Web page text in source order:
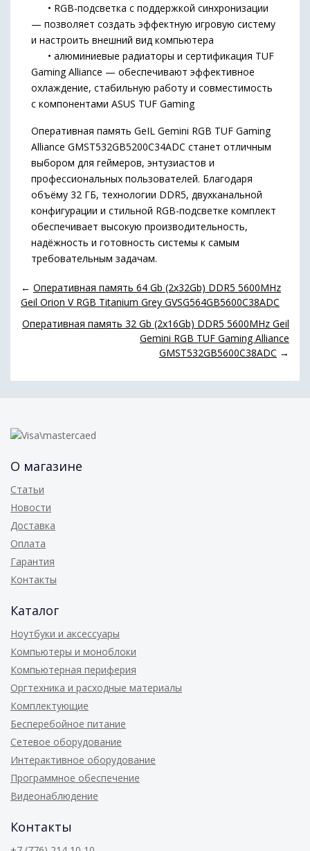
• RGB-подсветка с поддержкой синхронизации
— позволяет создать эффектную игровую систему
и настроить внешний вид компьютера
• алюминиевые радиаторы и сертификация TUF
Gaming Alliance — обеспечивают эффективное
охлаждение, стабильную работу и совместимость
с компонентами ASUS TUF Gaming
Оперативная память GeIL Gemini RGB TUF Gaming
Alliance GMST532GB5200C34ADC станет отличным
выбором для геймеров, энтузиастов и
профессиональных пользователей. Благодаря
объёму 32 ГБ, технологии DDR5, двухканальной
конфигурации и стильной RGB-подсветке комплект
обеспечивает высокую производительность,
надёжность и готовность системы к самым
требовательным задачам.
← Оперативная память 64 Gb (2x32Gb) DDR5 5600MHz
Geil Orion V RGB Titanium Grey GVSG564GB5600C38ADC
Оперативная память 32 Gb (2x16Gb) DDR5 5600MHz Geil
Gemini RGB TUF Gaming Alliance
GMST532GB5600C38ADC →
О магазине
Статьи
Новости
Доставка
Оплата
Гарантия
Контакты
Каталог
Ноутбуки и аксессуары
Компьютеры и моноблоки
Компьютерная периферия
Оргтехника и расходные материалы
Комплектующие
Бесперебойное питание
Сетевое оборудование
Интерактивное оборудование
Программное обеспечение
Видеонаблюдение
Контакты